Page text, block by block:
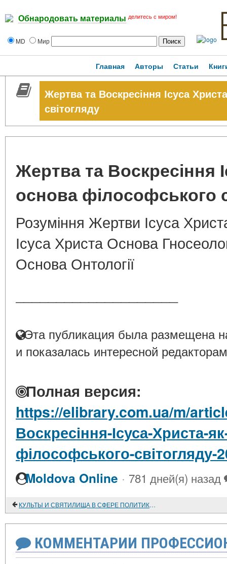
Обнародовать материалы делитесь с миром!
MD Мир
Главная Авторы Статьи
Жертва та Воскресіння Ісуса
світогляду
Жертва та Воскресіння
основа філософського
Розуміння Жертви Ісуса
Ісуса Христа Основа
Основа Онтології
Эта публикация была размещена
и показалась интересной
Полная версия:
https://elibrary.com.ua/m/
Воскресіння-Ісуса-Христа-
філософського-світогляду-
Moldova Online · 781 дней(я) назад
КУЛЬТЫ И СВЯТИЛИЩА В СФЕРЕ ПОЛИТИКИ ДЕМОКРАТИЧЕСКИХ ПОЛИСОВ СЕВЕРНОГО ПРИЧЕРНОМОРЬЯ В РАННЕЭЛЛИНИСТИЧЕСКОЕ ВРЕМЯ
КОММЕНТАРИИ